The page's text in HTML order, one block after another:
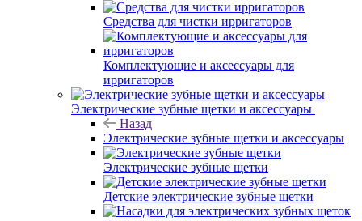
Средства для чистки ирригаторов
Комплектующие и аксессуары для
ирригаторов
Электрические зубные щетки и аксессуары
Назад
Электрические зубные щетки и аксессуары
Электрические зубные щетки
Детские электрические зубные щетки